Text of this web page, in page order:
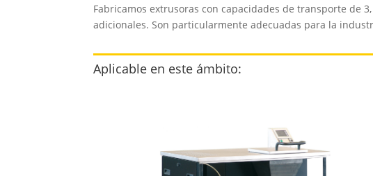
Fabricamos extrusoras con capacidades de transporte de
adicionales. Son particularmente adecuadas para la
Aplicable en este ámbito: